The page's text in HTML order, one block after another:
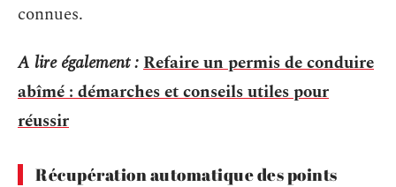
connues.
A lire également :Refaire un permis de conduire
abîmé : démarches et conseils utiles pour
réussir
Récupération automatique des points